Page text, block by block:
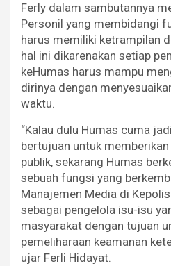
Ferly dalam sambutannya
Personil yang membidangi
harus memiliki ketrampilan
hal ini dikarenakan setiap
keHumas harus mampu
dirinya dengan
waktu.
“Kalau dulu Humas cuma
bertujuan untuk
publik, sekarang Humas
sebuah fungsi yang
Manajemen Media di
sebagai pengelola isu-isu
masyarakat dengan tujuan
pemeliharaan keamanan
ujar Ferli Hidayat.